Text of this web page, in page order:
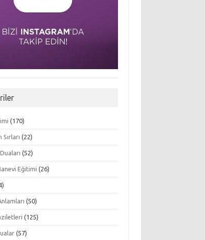
(170)
(22)
(52)
Eğitimi (26)
(50)
(125)
(57)